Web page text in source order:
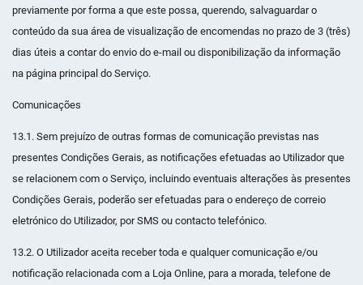
previamente por forma a que este possa, querendo, salvaguardar o
conteúdo da sua área de visualização de encomendas no prazo de 3 (três)
dias úteis a contar do envio do e-mail ou disponibilização da informação
na página principal do Serviço.
Comunicações
13.1. Sem prejuízo de outras formas de comunicação previstas nas
presentes Condições Gerais, as notificações efetuadas ao Utilizador que
se relacionem com o Serviço, incluindo eventuais alterações às presentes
Condições Gerais, poderão ser efetuadas para o endereço de correio
eletrónico do Utilizador, por SMS ou contacto telefónico.
13.2. O Utilizador aceita receber toda e qualquer comunicação e/ou
notificação relacionada com a Loja Online, para a morada, telefone de